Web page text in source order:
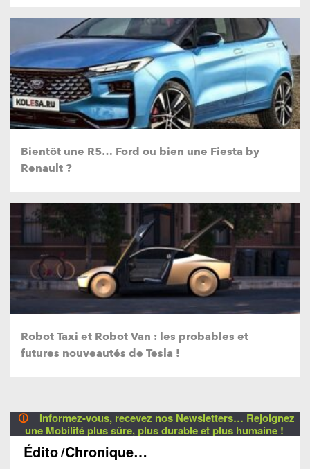
Bientôt une R5… Ford ou bien une Fiesta by
Renault ?
Robot Taxi et Robot Van : les probables et
futures nouveautés de Tesla !
🛈
Informez-vous, recevez nos Newsletters… Rejoignez
une Mobilité plus sûre, plus durable et plus humaine !
Édito/Chronique…